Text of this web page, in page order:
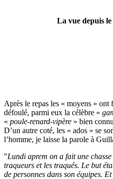
La vue depuis
Après le repas les « moyens »
défoulé, parmi eux la célèbre «
« poule-renard-vipère » bien
D’un autre coté, les « ados » se
l’homme, je laisse la parole à
"Lundi aprem on a fait une
traqueurs et les traqués. Le but
de personnes dans son équipes.